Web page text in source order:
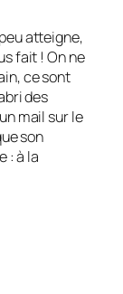
atteigne,
fait ! On ne
ce sont
des
mail sur le
son
: à la